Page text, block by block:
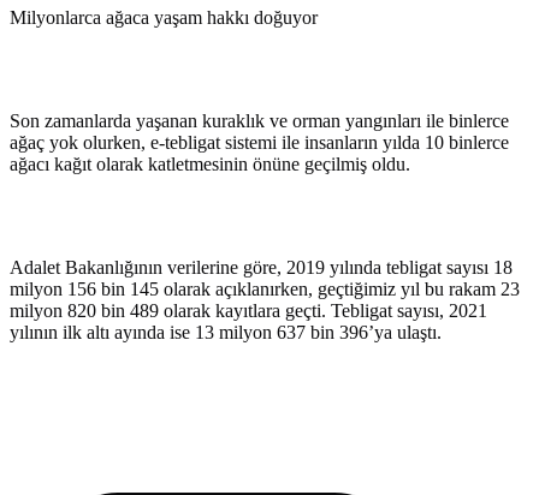
Milyonlarca ağaca yaşam hakkı doğuyor
Son zamanlarda yaşanan kuraklık ve orman yangınları ile binlerce
ağaç yok olurken, e-tebligat sistemi ile insanların yılda 10 binlerce
ağacı kağıt olarak katletmesinin önüne geçilmiş oldu.
Adalet Bakanlığının verilerine göre, 2019 yılında tebligat sayısı 18
milyon 156 bin 145 olarak açıklanırken, geçtiğimiz yıl bu rakam 23
milyon 820 bin 489 olarak kayıtlara geçti. Tebligat sayısı, 2021
yılının ilk altı ayında ise 13 milyon 637 bin 396’ya ulaştı.